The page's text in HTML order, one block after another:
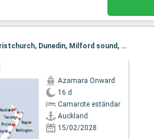
Itinerario : Auckland, Tauranga, Napier, Wellington, Picton, Christchurch, Dunedin, Milford sound, Hobart, Eden, Sidney
Azamara Onward
16 d
Camarote estándar
Auckland
15/02/2028